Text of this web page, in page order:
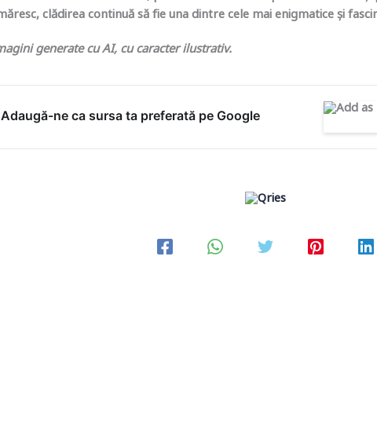
clădirea continuă să fie una dintre cele mai enigmatice și
generate cu AI, cu caracter ilustrativ.
Adaugă-ne ca sursa ta preferată pe Google